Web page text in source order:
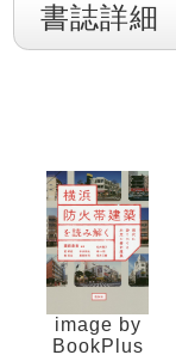
書誌詳細
image by
BookPlus